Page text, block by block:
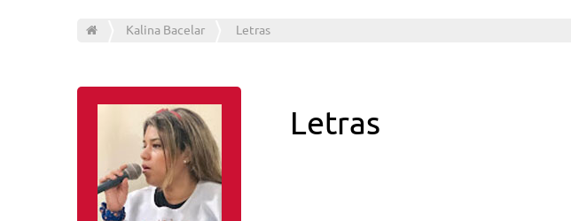
Kalina Bacelar Letras
Letras